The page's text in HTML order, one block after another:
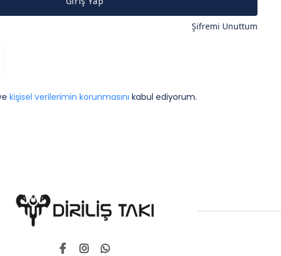
Şifremi Unuttum
kişisel verilerimin korunmasını kabul ediyorum.